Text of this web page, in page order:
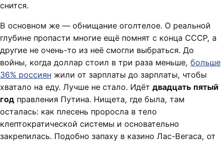
снится.
В основном же — обнищание оголтелое. О реальной
глубине пропасти многие ещё помнят с конца СССР, а
другие не очень-то из неё смогли выбраться. До
войны, когда доллар стоил в три раза меньше, больше
36% россиян жили от зарплаты до зарплаты, чтобы
хватало на еду. Лучше не стало. Идёт двадцать пятый
год правления Путина. Нищета, где была, там
осталась: как плесень проросла в тело
клептократической системы и основательно
закрепилась. Подобно запаху в казино Лас-Вегаса, от